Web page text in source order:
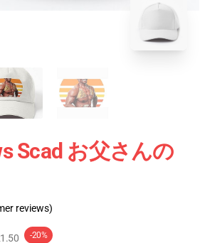
Scad お父さんの
reviews)
-20%